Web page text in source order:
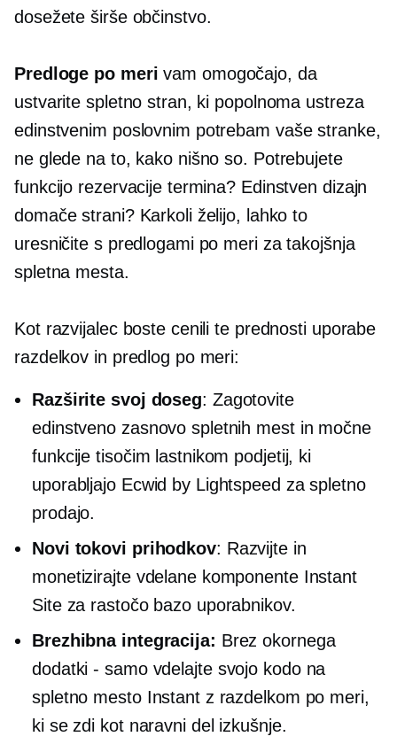
dosežete širše občinstvo.
Predloge po meri vam omogočajo, da
ustvarite spletno stran, ki popolnoma ustreza
edinstvenim poslovnim potrebam vaše stranke,
ne glede na to, kako nišno so. Potrebujete
funkcijo rezervacije termina? Edinstven dizajn
domače strani? Karkoli želijo, lahko to
uresničite s predlogami po meri za takojšnja
spletna mesta.
Kot razvijalec boste cenili te prednosti uporabe
razdelkov in predlog po meri:
Razširite svoj doseg: Zagotovite
edinstveno zasnovo spletnih mest in močne
funkcije tisočim lastnikom podjetij, ki
uporabljajo Ecwid by Lightspeed za spletno
prodajo.
Novi tokovi prihodkov: Razvijte in
monetizirajte vdelane komponente Instant
Site za rastočo bazo uporabnikov.
Brezhibna integracija: Brez okornega
dodatki - samovdelajte svojo kodo na
spletno mesto Instant z razdelkom po meri,
ki se zdi kot naravni del izkušnje.